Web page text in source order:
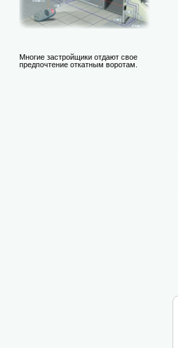
Многие застройщики отдают свое
предпочтение откатным воротам.